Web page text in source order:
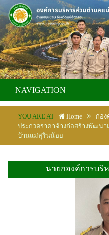
NAVIGATION
YOU ARE AT Home กอง
ประกวดราคาจ้างก่อสร้างพัฒน
บ้านแม่สุรินน้อย
นายกองค์การบริ